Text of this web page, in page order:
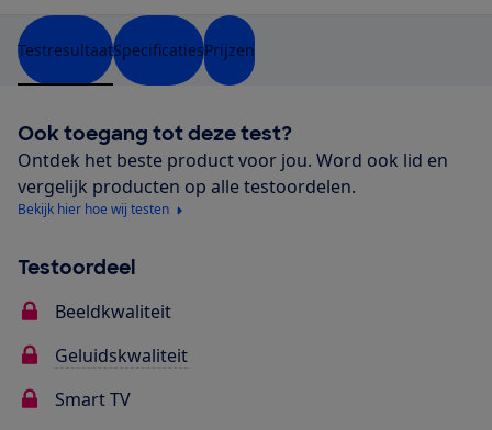
TestresultaatSpecificatiesPrijzen
Ook toegang tot deze test?
Ontdek het beste product voor jou. Word ook lid en
vergelijk producten op alle testoordelen.
Bekijk hier hoe wij testen
Testoordeel
Beeldkwaliteit
Geluidskwaliteit
Smart TV